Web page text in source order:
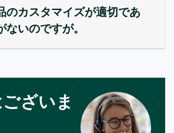
のカスタマイズが適切であ
ないのですが。
ざいま